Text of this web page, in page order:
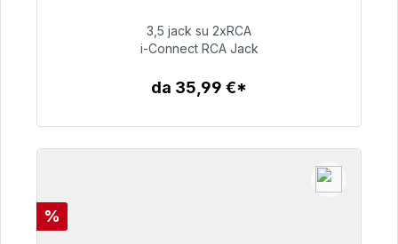
51,99 €
3,5 jack su 2xRCA
i-Connect RCA Jack
da 35,99 €*
Sconto
%